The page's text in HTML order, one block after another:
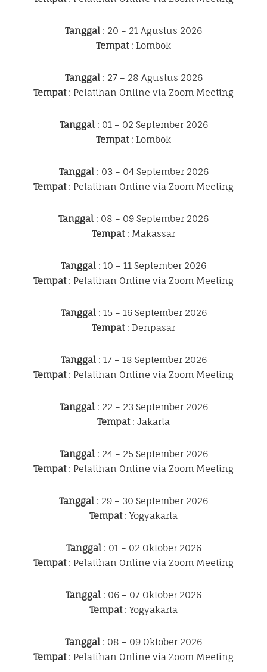
Tanggal : 20 – 21 Agustus 2026
Tempat: Lombok
Tanggal: 27 – 28 Agustus 2026
Tempat: Pelatihan Online via Zoom Meeting
Tanggal: 01 – 02 September 2026
Tempat: Lombok
Tanggal: 03 – 04 September 2026
Tempat: Pelatihan Online via Zoom Meeting
Tanggal : 08 – 09 September 2026
Tempat: Makassar
Tanggal : 10 – 11 September 2026
Tempat: Pelatihan Online via Zoom Meeting
Tanggal: 15 – 16 September 2026
Tempat: Denpasar
Tanggal: 17 – 18 September 2026
Tempat: Pelatihan Online via Zoom Meeting
Tanggal: 22 – 23 September 2026
Tempat: Jakarta
Tanggal: 24 – 25 September 2026
Tempat: Pelatihan Online via Zoom Meeting
Tanggal : 29 – 30 September 2026
Tempat: Yogyakarta
Tanggal: 01 – 02 Oktober 2026
Tempat: Pelatihan Online via Zoom Meeting
Tanggal : 06 – 07 Oktober 2026
Tempat: Yogyakarta
Tanggal : 08 – 09 Oktober 2026
Tempat: Pelatihan Online via Zoom Meeting